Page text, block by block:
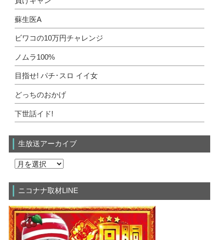
蘇生医A
ビワコの10万円チャレンジ
ノムラ100%
目指せ! パチ･スロ イイ女
どっちのおかげ
下世話イド!
生放送アーカイブ
ニコナナ取材LINE